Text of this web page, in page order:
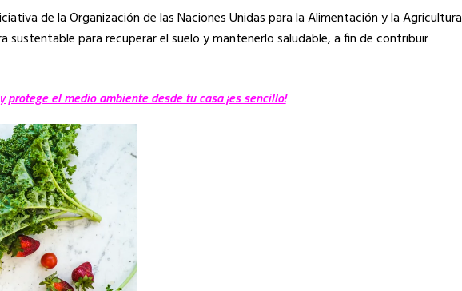
de la Organización de las Naciones Unidas para la Alimentación y la Agricultura
para recuperar el suelo y mantenerlo saludable, a fin de contribuir
protege el medio ambiente desde tu casa ¡es sencillo!